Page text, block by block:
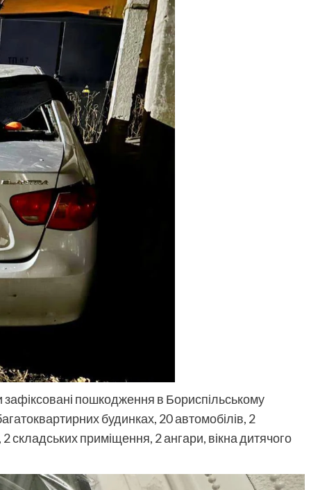
пошкодження в Бориспільському
будинках, 20 автомобілів, 2
складських приміщення, 2 ангари, вікна дитячого